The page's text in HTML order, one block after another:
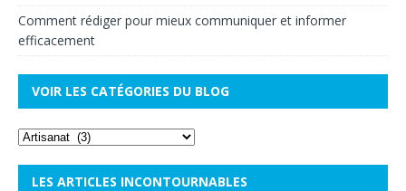
Comment rédiger pour mieux communiquer et informer
efficacement
VOIR LES CATÉGORIES DU BLOG
LES ARTICLES INCONTOURNABLES